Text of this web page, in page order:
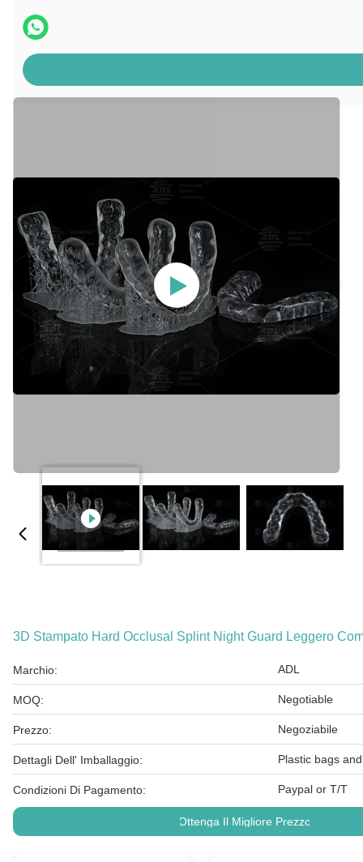
3D Stampato Hard Occlusal Splint Night Guard Leggero
Marchio: ADL
MOQ: Negotiable
Prezzo: Negoziabile
Dettagli Dell' Imballaggio: Plastic bags
Condizioni Di Pagamento: Paypal or T/T
Ottenga Il Migliore Prezzo